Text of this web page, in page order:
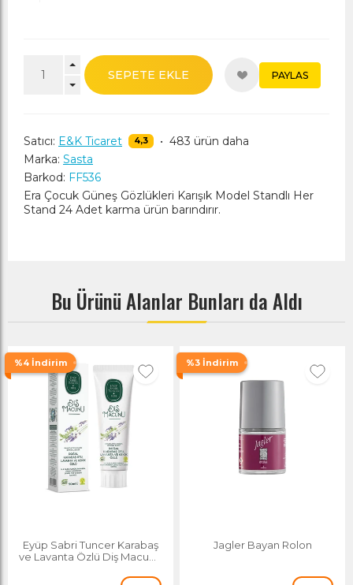
SEPETE EKLE PAYLAS
Satıcı: E&K Ticaret 4,3 • 483 ürün daha
Marka: Sasta
Barkod: FF536
Era Çocuk Güneş Gözlükleri Karışık Model Standlı Her
Stand 24 Adet karma ürün barındırır.
Bu Ürünü Alanlar Bunları da Aldı
%4 İndirim
Eyüp Sabri Tuncer Karabaş
ve Lavanta Özlü Diş Macunu
%3 İndirim
Jagler Bayan Rolon